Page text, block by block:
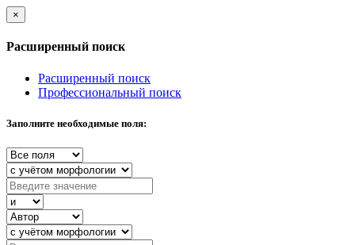
×
Расширенный поиск
Расширенный поиск
Профессиональный поиск
Заполните необходимые поля: